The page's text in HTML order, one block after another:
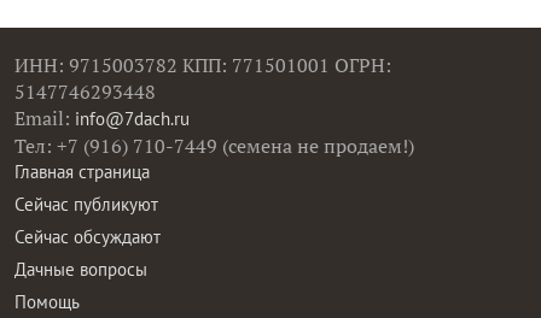
ИНН: 9715003782 КПП: 771501001 ОГРН:
5147746293448
Email: info@7dach.ru
Тел: +7 (916) 710-7449 (семена не продаем!)
Главная страница
Сейчас публикуют
Сейчас обсуждают
Дачные вопросы
Помощь